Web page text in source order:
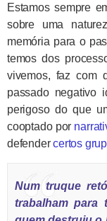
Estamos sempre
sobre uma
memória para o
temos dos
vivemos, faz com
passado negativo
perigoso do que
cooptado por
defendercertos
Num truque
trabalham para